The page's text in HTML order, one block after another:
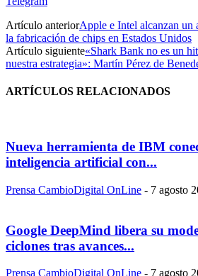
Artículo anteriorApple e Intel alcanzan un
la fabricación de chips en Estados Unidos
Artículo siguiente«Shark Bank no es un
nuestra estrategia»: Martín Pérez de
ARTÍCULOS RELACIONADOS
Nueva herramienta de IBM
inteligencia artificial con...
Prensa CambioDigital OnLine - 7 agosto
Google DeepMind libera su
ciclones tras avances...
Prensa CambioDigital OnLine - 7 agosto